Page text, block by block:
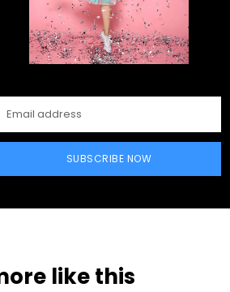
SUBSCRIBE NOW
like this